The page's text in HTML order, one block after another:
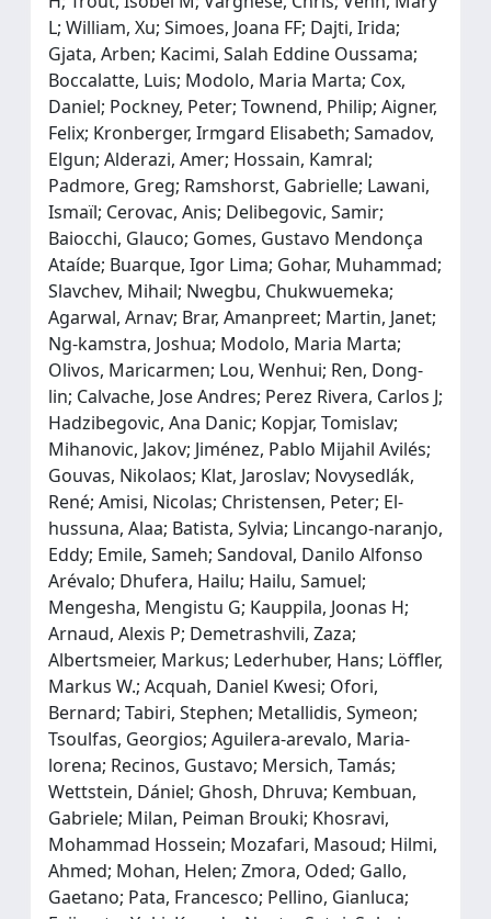
L; William, Xu; Simoes, Joana FF; Dajti, Irida;
Gjata, Arben; Kacimi, Salah Eddine Oussama;
Boccalatte, Luis; Modolo, Maria Marta; Cox,
Daniel; Pockney, Peter; Townend, Philip; Aigner,
Felix; Kronberger, Irmgard Elisabeth; Samadov,
Elgun; Alderazi, Amer; Hossain, Kamral;
Padmore, Greg; Ramshorst, Gabrielle; Lawani,
Ismaïl; Cerovac, Anis; Delibegovic, Samir;
Baiocchi, Glauco; Gomes, Gustavo Mendonça
Ataíde; Buarque, Igor Lima; Gohar, Muhammad;
Slavchev, Mihail; Nwegbu, Chukwuemeka;
Agarwal, Arnav; Brar, Amanpreet; Martin, Janet;
Ng‐kamstra, Joshua; Modolo, Maria Marta;
Olivos, Maricarmen; Lou, Wenhui; Ren, Dong‐
lin; Calvache, Jose Andres; Perez Rivera, Carlos J;
Hadzibegovic, Ana Danic; Kopjar, Tomislav;
Mihanovic, Jakov; Jiménez, Pablo Mijahil Avilés;
Gouvas, Nikolaos; Klat, Jaroslav; Novysedlák,
René; Amisi, Nicolas; Christensen, Peter; El‐
hussuna, Alaa; Batista, Sylvia; Lincango‐naranjo,
Eddy; Emile, Sameh; Sandoval, Danilo Alfonso
Arévalo; Dhufera, Hailu; Hailu, Samuel;
Mengesha, Mengistu G; Kauppila, Joonas H;
Arnaud, Alexis P; Demetrashvili, Zaza;
Albertsmeier, Markus; Lederhuber, Hans; Löffler,
Markus W.; Acquah, Daniel Kwesi; Ofori,
Bernard; Tabiri, Stephen; Metallidis, Symeon;
Tsoulfas, Georgios; Aguilera‐arevalo, Maria‐
lorena; Recinos, Gustavo; Mersich, Tamás;
Wettstein, Dániel; Ghosh, Dhruva; Kembuan,
Gabriele; Milan, Peiman Brouki; Khosravi,
Mohammad Hossein; Mozafari, Masoud; Hilmi,
Ahmed; Mohan, Helen; Zmora, Oded; Gallo,
Gaetano; Pata, Francesco; Pellino, Gianluca;